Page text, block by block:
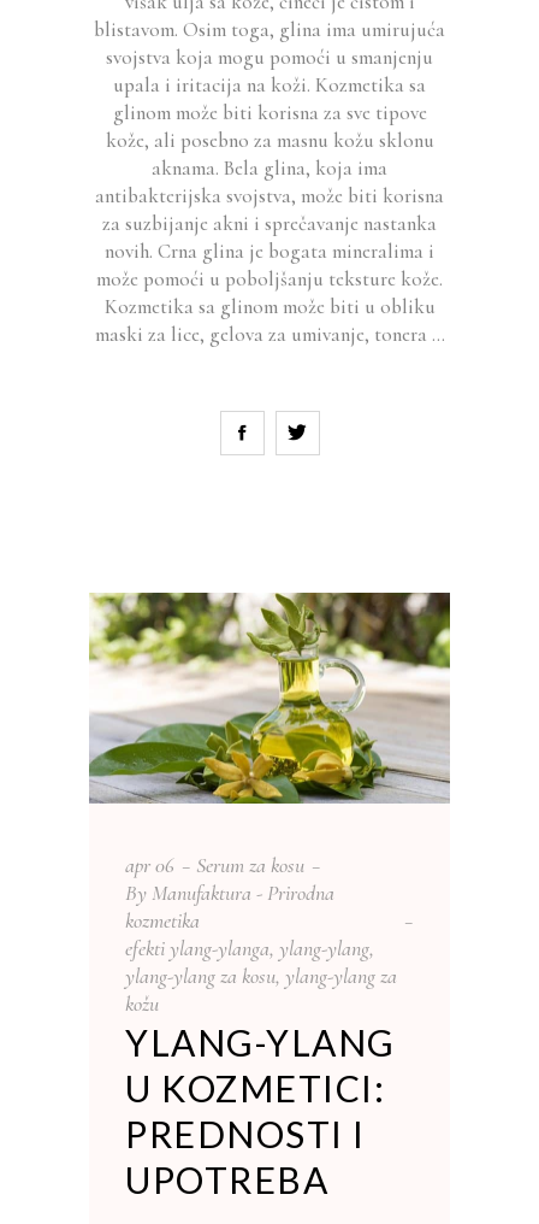
blistavom. Osim toga, glina ima umirujuća
svojstva koja mogu pomoći u smanjenju
upala i iritacija na koži. Kozmetika sa
glinom može biti korisna za sve tipove
kože, ali posebno za masnu kožu sklonu
aknama. Bela glina, koja ima
antibakterijska svojstva, može biti korisna
za suzbijanje akni i sprečavanje nastanka
novih. Crna glina je bogata mineralima i
može pomoći u poboljšanju teksture kože.
Kozmetika sa glinom može biti u obliku
maski za lice, gelova za umivanje, tonera
apr06
Serum za kosu
By Manufaktura - Prirodna
kozmetika
efekti ylang-ylanga, ylang-ylang,
ylang-ylang za kosu, ylang-ylang za
kožu
YLANG-YLANG
U KOZMETICI:
PREDNOSTI I
UPOTREBA